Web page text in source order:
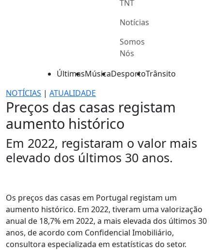
TNT
Notícias
Somos
Nós
ÚltimasMúsicaDesportoTrânsito
NOTÍCIAS | ATUALIDADE
Preços das casas registam
aumento histórico
Em 2022, registaram o valor mais
elevado dos últimos 30 anos.
Os preços das casas em Portugal registam um
aumento histórico. Em 2022, tiveram uma valorização
anual de 18,7% em 2022, a mais elevada dos últimos 30
anos, de acordo com Confidencial Imobiliário,
consultora especializada em estatísticas do setor.